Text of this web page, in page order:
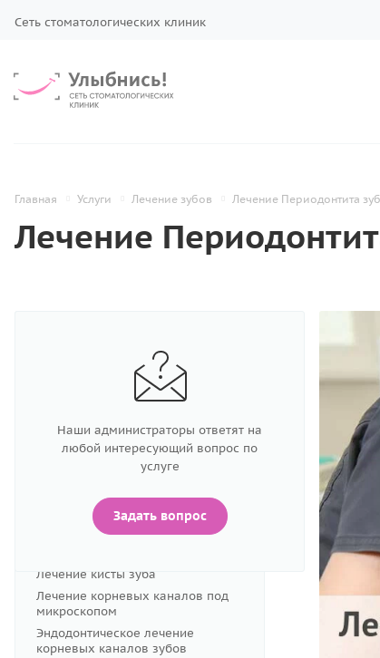
Сеть стоматологических клиник
Главная Услуги Лечение зубов Лечение Периодонтита
Лечение
Лечение зубов под микроскопом
Лечение пульпита
Лечение периодонтита
Лечение кисты зуба
Лечение корневых каналов под
микроскопом
Эндодонтическое лечение
корневых каналов зубов
Наши администраторы ответят на
любой интересующий вопрос по
услуге
Задать вопрос